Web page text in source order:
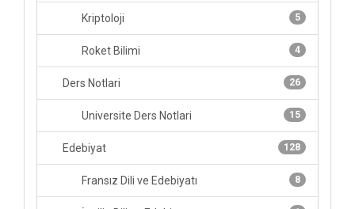
5
Kriptoloji
4
Roket Bilimi
26
Ders Notlari
15
Universite Ders Notlari
128
Edebiyat
8
Fransız Dili ve Edebiyatı